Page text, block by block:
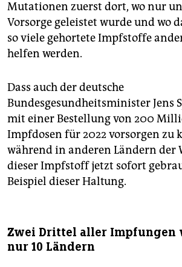
Mutationen zuerst dort, wo nur
Vorsorge geleistet wurde und wo
so viele gehortete Impfstoffe
helfen werden.
Dass auch der deutsche
Bundesgesundheitsminister Jens
mit einer Bestellung von 200
Impfdosen für 2022 vorsorgen zu
während in anderen Ländern der
dieser Impfstoff jetzt sofort
Beispiel dieser Haltung.
Zwei Drittel aller
nur 10 Ländern